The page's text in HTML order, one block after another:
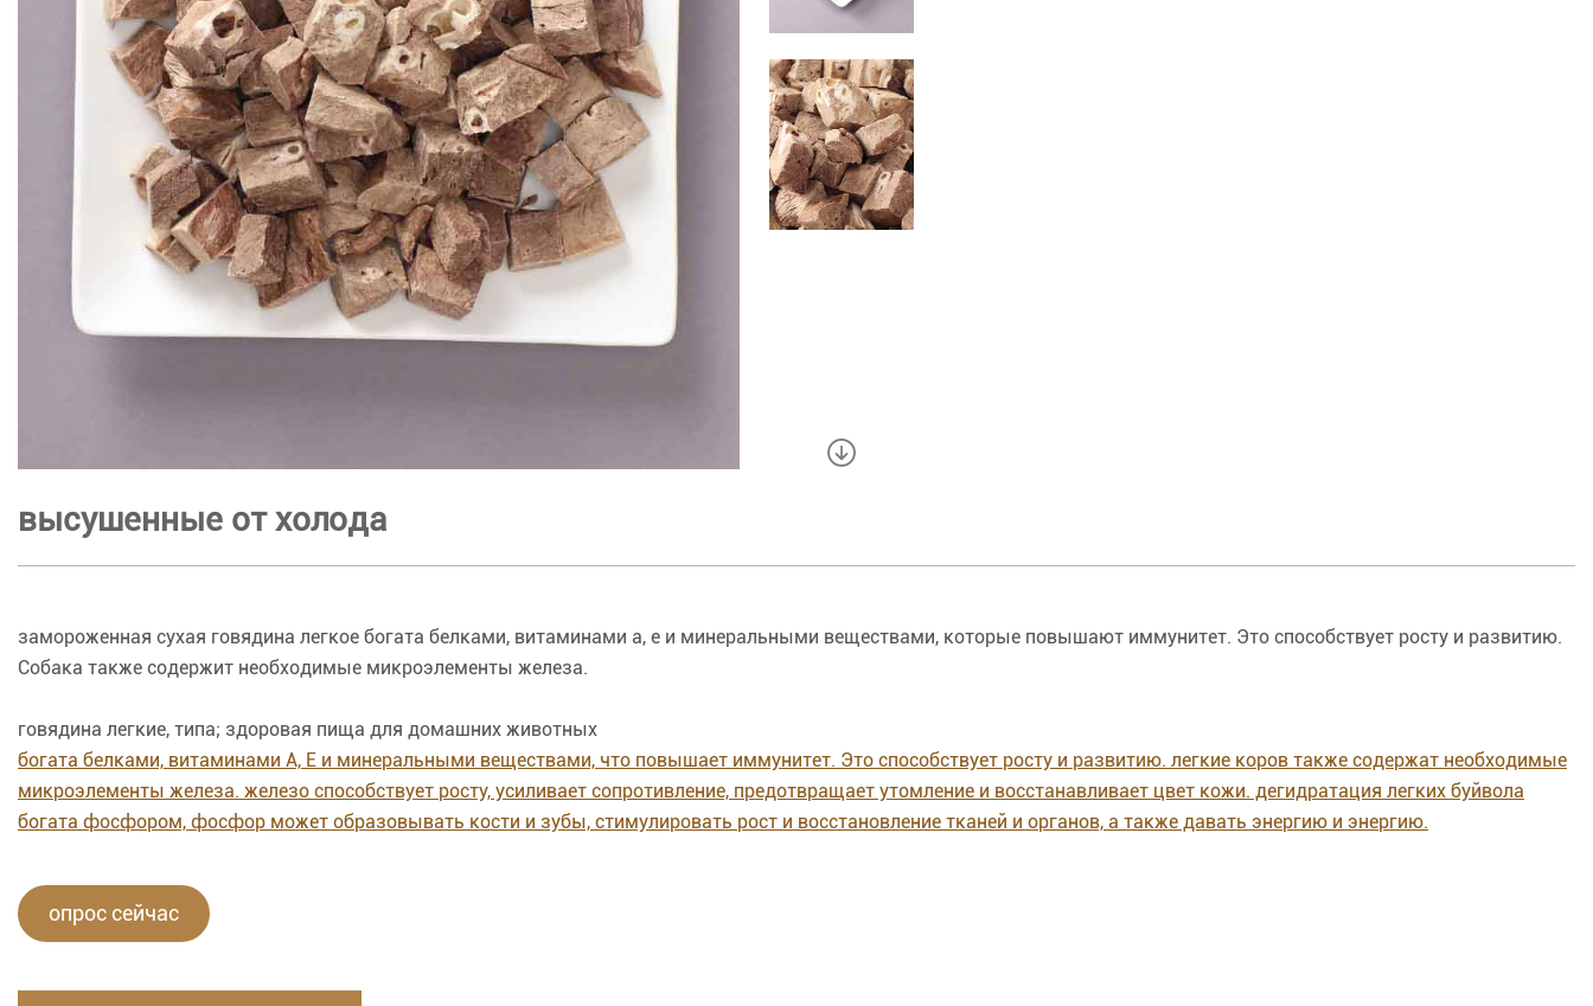
высушенные от холода
замороженная сухая говядина легкое богата белками, витаминами а, е и минеральными веществами, которые повышают иммунитет. Это способствует росту и развитию.
Собака также содержит необходимые микроэлементы железа.
говядина легкие, типа; здоровая пища для домашних животных
богата белками, витаминами A, E и минеральными веществами, что повышает иммунитет. Это способствует росту и развитию. легкие коров также содержат необходимые
микроэлементы железа. железо способствует росту, усиливает сопротивление, предотвращает утомление и восстанавливает цвет кожи. дегидратация легких буйвола
богата фосфором, фосфор может образовывать кости и зубы, стимулировать рост и восстановление тканей и органов, а также давать энергию и энергию.
опрос сейчас